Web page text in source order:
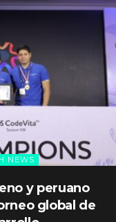
NEWS
y peruano
global de